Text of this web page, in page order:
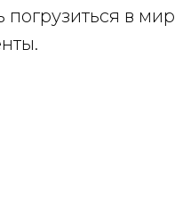
погрузиться в